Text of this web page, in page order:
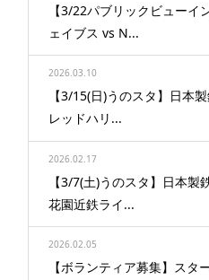
【3/22パブリックビューイ
ェイブス vs N...
2026.03.10
【3/15(日)うのスタ】日本
レッドハリ...
2026.02.17
【3/7(土)うのスタ】日本製
花園近鉄ライ...
2026.02.05
【ボランティア募集】ス